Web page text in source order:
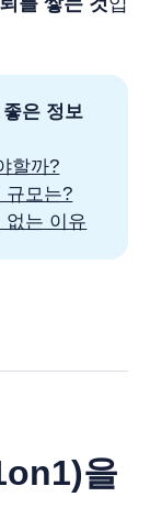
은 정보
할까?
규모는?
없는 이유
을